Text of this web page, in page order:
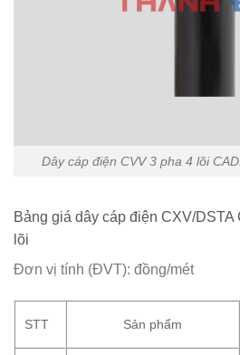
Dây cáp điện CVV 3 pha 4 lõi
Bảng giá dây cáp điện CXV/DSTA
lõi
Đơn vị tính (ĐVT): đồng/mét
STT Sản phẩm